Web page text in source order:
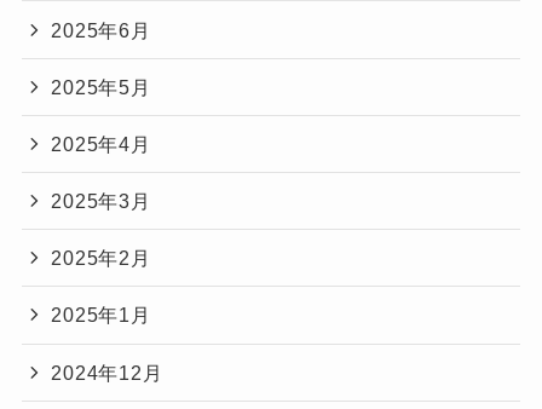
2025年6月
2025年5月
2025年4月
2025年3月
2025年2月
2025年1月
2024年12月